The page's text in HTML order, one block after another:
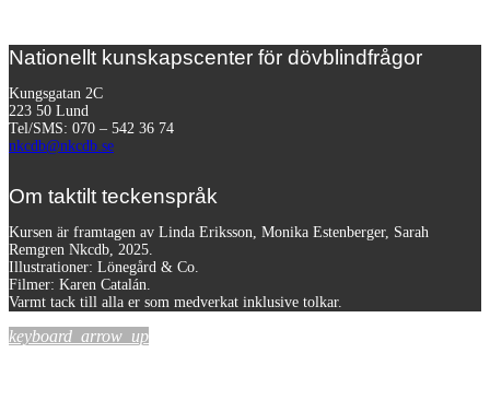
Nationellt kunskapscenter för dövblindfrågor
Kungsgatan 2C
223 50 Lund
Tel/SMS: 070 – 542 36 74
nkcdb@nkcdb.se
Om taktilt teckenspråk
Kursen är framtagen av Linda Eriksson, Monika Estenberger, Sarah
Remgren Nkcdb, 2025.
Illustrationer: Lönegård & Co.
Filmer: Karen Catalán.
Varmt tack till alla er som medverkat inklusive tolkar.
keyboard_arrow_up